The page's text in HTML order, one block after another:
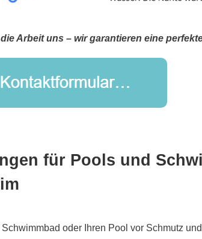
Arbeit uns – wir garantieren eine
für Pools und
oder Ihren Pool vor Schmutz